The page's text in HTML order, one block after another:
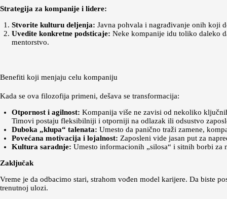
Strategija za kompanije i lidere:
Stvorite kulturu deljenja: Javna pohvala i nagrađivanje onih koji
Uvedite konkretne podsticaje: Neke kompanije idu toliko daleko
mentorstvo.
Benefiti koji menjaju celu kompaniju
Kada se ova filozofija primeni, dešava se transformacija:
Otpornost i agilnost: Kompanija više ne zavisi od nekoliko
Timovi postaju fleksibilniji i otporniji na odlazak ili odsustvo
Duboka „klupa“ talenata: Umesto da panično traži zamene,
Povećana motivacija i lojalnost: Zaposleni vide jasan put za
Kultura saradnje: Umesto informacionih „silosa“ i sitnih borbi za
Zaključak
Vreme je da odbacimo stari, strahom vođen model karijere. Da biste
trenutnoj ulozi.